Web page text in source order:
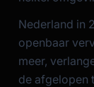
Nederland in
openbaar
meer,
de afgelopen